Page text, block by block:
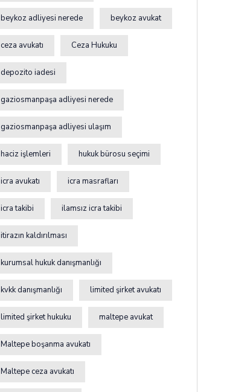
beykoz adliyesi nerede beykoz avukat
ceza avukatı Ceza Hukuku
depozito iadesi
gaziosmanpaşa adliyesi nerede
gaziosmanpaşa adliyesi ulaşım
haciz işlemleri hukuk bürosu seçimi
icra avukatı icra masrafları
icra takibi ilamsız icra takibi
itirazın kaldırılması
kurumsal hukuk danışmanlığı
kvkk danışmanlığı limited şirket avukatı
limited şirket hukuku maltepe avukat
Maltepe boşanma avukatı
Maltepe ceza avukatı